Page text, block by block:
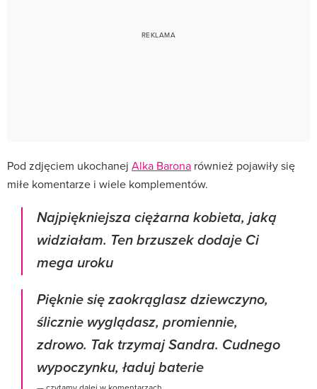
Pod zdjęciem ukochanej Alka Barona również pojawiły się
miłe komentarze i wiele komplementów.
Najpiękniejsza ciężarna kobieta, jaką
widziałam. Ten brzuszek dodaje Ci
mega uroku
Pięknie się zaokrąglasz dziewczyno,
ślicznie wyglądasz, promiennie,
zdrowo. Tak trzymaj Sandra. Cudnego
wypoczynku, ładuj baterie